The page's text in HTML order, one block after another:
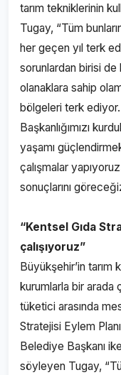
tarım tekniklerinin
Tugay, “Tüm
her geçen yıl terk
sorunlardan birisi de
olanaklara sahip
bölgeleri terk
Başkanlığımızı
yaşamı
çalışmalar
sonuçlarını
“Kentsel Gıda
çalışıyoruz”
Büyükşehir’in tarım
kurumlarla bir arada
tüketici arasında
Stratejisi Eylem
Belediye Başkanı
söyleyen Tugay,